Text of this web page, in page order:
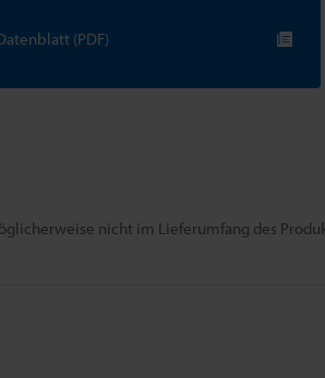
nicht im Lieferumfang des
(PDF)